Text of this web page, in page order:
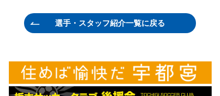
GK 23 川田 修平
DF 3 西河 翔吾
DF 7 菅 和範
ヘッドコーチ 吉澤 英生
GKコーチ ヘネ・エンリケ・カタリノ
チーフトレーナー 多田 智典
選手・スタッフ紹介一覧に戻る